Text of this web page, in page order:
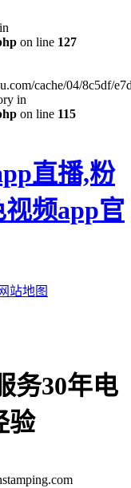
on line 127
cache/04/8c5df/
in
on line 115
直播,粉
频app官
网站地图
务30年电
验